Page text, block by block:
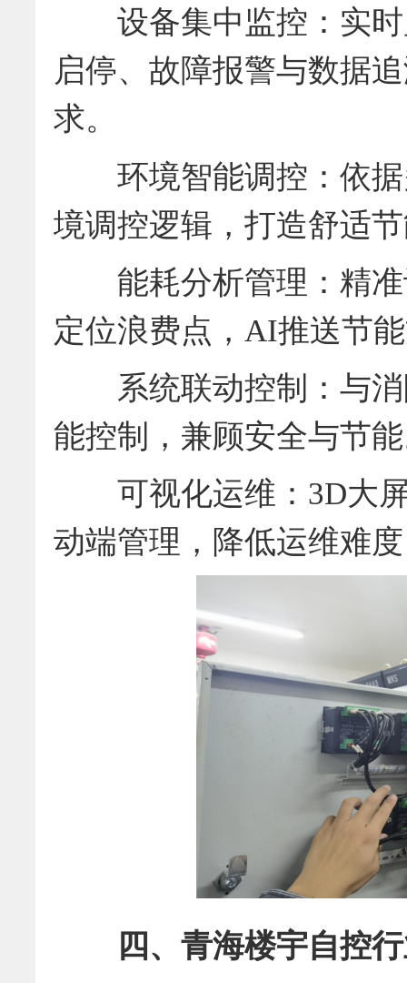
设备集中监控：实时
启停、故障报警与数据
求。
环境智能调控：依据
境调控逻辑，打造舒适
能耗分析管理：精准
定位浪费点，AI推送节
系统联动控制：与消
能控制，兼顾安全与节
可视化运维：3D大屏
动端管理，降低运维难
四、青海楼宇自控